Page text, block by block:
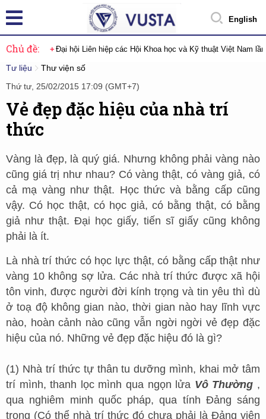
English
Chủ đề: Đại hội Liên hiệp các Hội Khoa học và Kỹ thuật Việt Nam
Tư liệu
Thư viện số
Thứ tư, 25/02/2015 17:09 (GMT+7)
Vẻ đẹp đặc hiệu của nhà trí
thức
Vàng là đẹp, là quý giá. Nhưng không phải vàng nào
cũng giá trị như nhau? Có vàng thật, có vàng giả, có
cả mạ vàng như thật. Học thức và bằng cấp cũng
vậy. Có học thật, có học giả, có bằng thật, có bằng
giả như thật. Đại học giấy, tiến sĩ giấy cũng không
phải là ít.
Là nhà trí thức có học lực thật, có bằng cấp thật như
vàng 10 không sợ lửa. Các nhà trí thức được xã hội
tôn vinh, được người đời kính trọng và tin yêu thì dù
ở toạ độ không gian nào, thời gian nào hay lĩnh vực
nào, hoàn cảnh nào cũng vẫn ngời ngời vẻ đẹp đặc
hiệu của nó. Những vẻ đẹp đặc hiệu đó là gì?
(1) Nhà trí thức tự thân tu dưỡng mình, khai mở tâm
trí mình, thanh lọc mình qua ngọn lửa Vô Thường ,
qua nghiêm minh quốc pháp, qua tính Đảng sáng
trong (Có thể nhà trí thức đó chưa phải là Đảng viên